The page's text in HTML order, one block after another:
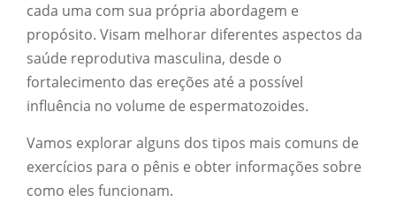
cada uma com sua própria abordagem e
propósito. Visam melhorar diferentes aspectos da
saúde reprodutiva masculina, desde o
fortalecimento das ereções até a possível
influência no volume de espermatozoides.
Vamos explorar alguns dos tipos mais comuns de
exercícios para o pênis e obter informações sobre
como eles funcionam.